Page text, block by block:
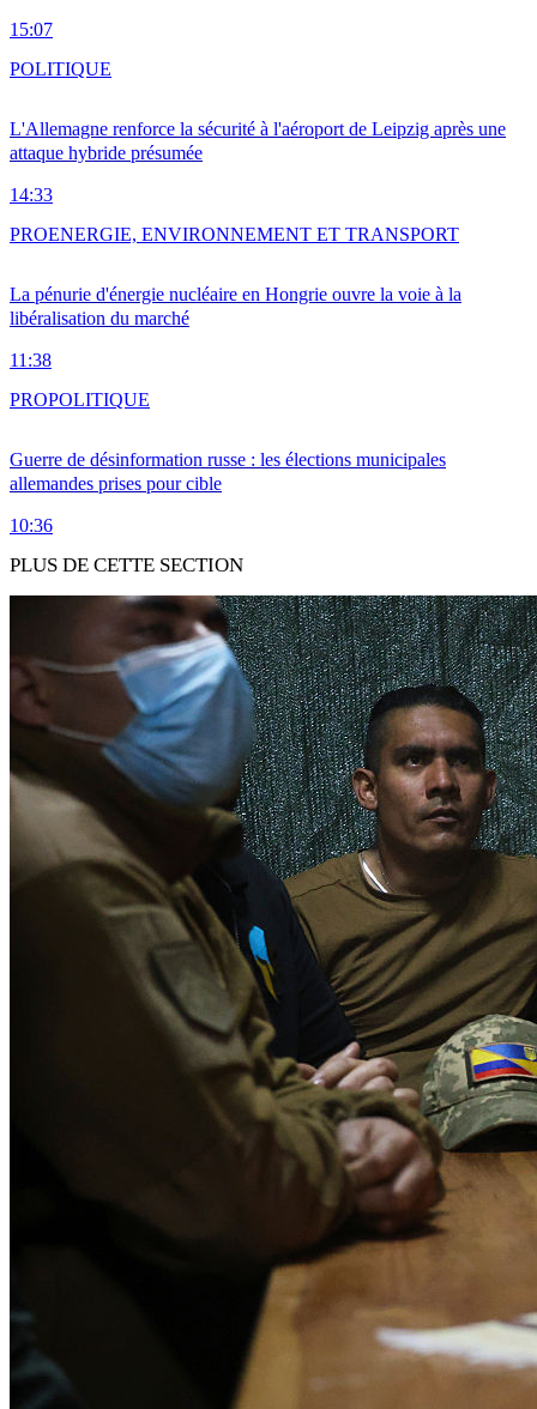
15:07
L'Allemagne renforce la sécurité à l'aéroport de Leipzig après une
attaque hybride présumée
14:33
POLITIQUE
La pénurie d'énergie nucléaire en Hongrie ouvre la voie à la
libéralisation du marché
11:38
PROENERGIE, ENVIRONNEMENT ET TRANSPORT
Guerre de désinformation russe : les élections municipales
allemandes prises pour cible
10:36
PROPOLITIQUE
PLUS DE CETTE SECTION